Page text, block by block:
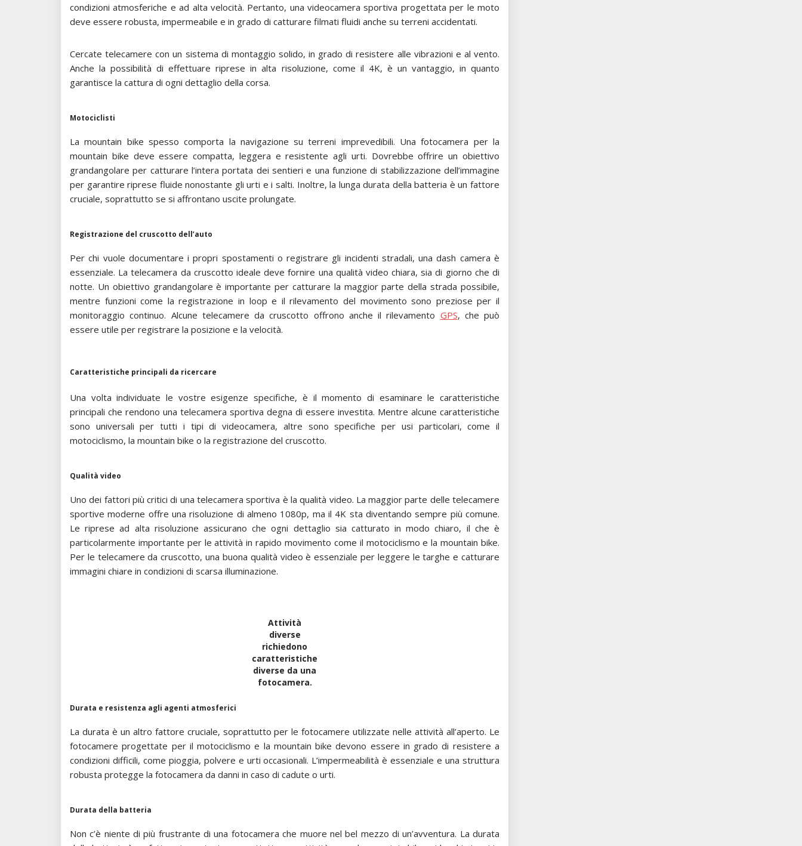
condizioni atmosferiche e ad alta velocità. Pertanto, una videocamera sportiva progettata per le moto
deve essere robusta, impermeabile e in grado di catturare filmati fluidi anche su terreni accidentati.
Cercate telecamere con un sistema di montaggio solido, in grado di resistere alle vibrazioni e al vento.
Anche la possibilità di effettuare riprese in alta risoluzione, come il 4K, è un vantaggio, in quanto
garantisce la cattura di ogni dettaglio della corsa.
Motociclisti
La mountain bike spesso comporta la navigazione su terreni imprevedibili. Una fotocamera per la
mountain bike deve essere compatta, leggera e resistente agli urti. Dovrebbe offrire un obiettivo
grandangolare per catturare l’intera portata dei sentieri e una funzione di stabilizzazione dell’immagine
per garantire riprese fluide nonostante gli urti e i salti. Inoltre, la lunga durata della batteria è un fattore
cruciale, soprattutto se si affrontano uscite prolungate.
Registrazione del cruscotto dell’auto
Per chi vuole documentare i propri spostamenti o registrare gli incidenti stradali, una dash camera è
essenziale. La telecamera da cruscotto ideale deve fornire una qualità video chiara, sia di giorno che di
notte. Un obiettivo grandangolare è importante per catturare la maggior parte della strada possibile,
mentre funzioni come la registrazione in loop e il rilevamento del movimento sono preziose per il
monitoraggio continuo. Alcune telecamere da cruscotto offrono anche il rilevamento GPS, che può
essere utile per registrare la posizione e la velocità.
Caratteristiche principali da ricercare
Una volta individuate le vostre esigenze specifiche, è il momento di esaminare le caratteristiche
principali che rendono una telecamera sportiva degna di essere investita. Mentre alcune caratteristiche
sono universali per tutti i tipi di videocamera, altre sono specifiche per usi particolari, come il
motociclismo, la mountain bike o la registrazione del cruscotto.
Qualità video
Uno dei fattori più critici di una telecamera sportiva è la qualità video. La maggior parte delle telecamere
sportive moderne offre una risoluzione di almeno 1080p, ma il 4K sta diventando sempre più comune.
Le riprese ad alta risoluzione assicurano che ogni dettaglio sia catturato in modo chiaro, il che è
particolarmente importante per le attività in rapido movimento come il motociclismo e la mountain bike.
Per le telecamere da cruscotto, una buona qualità video è essenziale per leggere le targhe e catturare
immagini chiare in condizioni di scarsa illuminazione.
Attività
diverse
richiedono
caratteristiche
diverse da una
fotocamera.
Durata e resistenza agli agenti atmosferici
La durata è un altro fattore cruciale, soprattutto per le fotocamere utilizzate nelle attività all’aperto. Le
fotocamere progettate per il motociclismo e la mountain bike devono essere in grado di resistere a
condizioni difficili, come pioggia, polvere e urti occasionali. L’impermeabilità è essenziale e una struttura
robusta protegge la fotocamera da danni in caso di cadute o urti.
Durata della batteria
Non c’è niente di più frustrante di una fotocamera che muore nel bel mezzo di un’avventura. La durata